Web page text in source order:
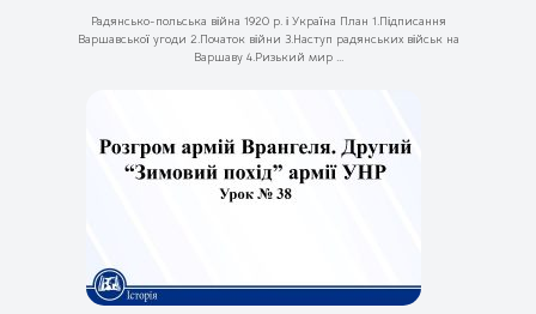
Радянсько-польська війна 1920 р. і Україна План 1.Підписання
Варшавської угоди 2.Початок війни 3.Наступ радянських військ на
Варшаву 4.Ризький мир ...